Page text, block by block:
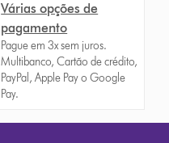
Várias opções de
pagamento
Pague em 3x sem juros.
Multibanco, Cartão de crédito,
PayPal, Apple Pay o Google
Pay.